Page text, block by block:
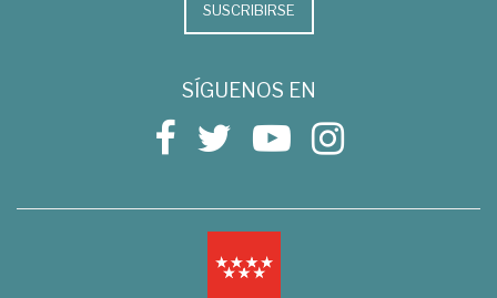
SUSCRIBIRSE
SÍGUENOS EN